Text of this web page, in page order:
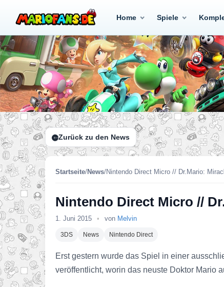
Home Spiele
Zurück zu den News
Startseite/News/Nintendo Direct Micro // Dr.Mario:
Nintendo Direct Micro //
1. Juni 2015 • von Melvin
3DS News Nintendo Direct
Erst gestern wurde das Spiel in einer
veröffentlicht, worin das neuste Doktor Mario